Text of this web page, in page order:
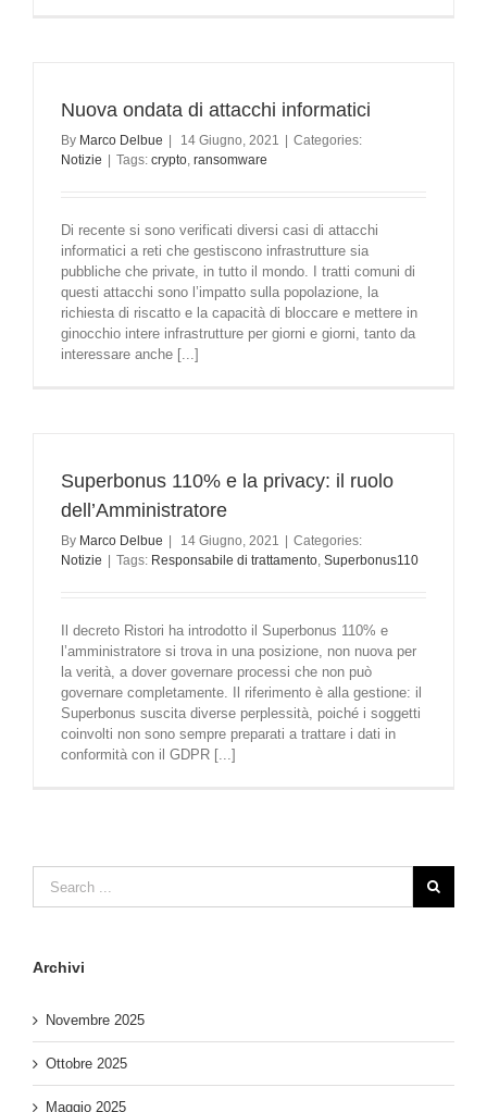
Nuova ondata di attacchi informatici
By Marco Delbue 14 Giugno, 2021
Categories:
Notizie
Tags: crypto, ransomware
Di recente si sono verificati diversi casi di attacchi
informatici a reti che gestiscono infrastrutture sia
pubbliche che private, in tutto il mondo. I tratti comuni di
questi attacchi sono l’impatto sulla popolazione, la
richiesta di riscatto e la capacità di bloccare e mettere in
ginocchio intere infrastrutture per giorni e giorni, tanto da
interessare anche [...]
Superbonus 110% e la privacy: il ruolo
dell’Amministratore
By Marco Delbue 14 Giugno, 2021
Categories:
Notizie
Tags: Responsabile di trattamento, Superbonus110
Il decreto Ristori ha introdotto il Superbonus 110% e
l’amministratore si trova in una posizione, non nuova per
la verità, a dover governare processi che non può
governare completamente. Il riferimento è alla gestione: il
Superbonus suscita diverse perplessità, poiché i soggetti
coinvolti non sono sempre preparati a trattare i dati in
conformità con il GDPR [...]
Archivi
Novembre 2025
Ottobre 2025
Maggio 2025